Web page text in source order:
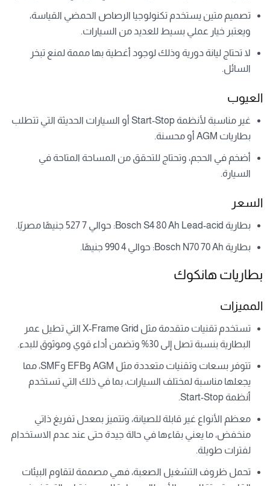
تصميم متين يستخدم تكنولوجيا الرصاص الحمضي القياسة،
ويعتبر خيار عملي بسيط للعديد من السيارات.
لا تحتاج ليانة دورية وذلك لوجود أغطية بها مممة لمنع تبخر
السائل.
العيوب
غير مناسبة لأنظمة Start-Stop أو السيارات الحديثة التي تتطلب
بطاريات AGM أو محسنة.
أضخم في الحجم، وتحتاج للتحقق من المساحة المتاحة في
السيارة.
السعر
بطارية Bosch S4 80 Ah Lead-acid: حوالي 7 527 جنيهًا مصريًا.
بطارية Bosch N70 70 Ah: حوالي 4 990 جنيهًا.
بطاريات هانكوك
المميزات
تستخدم تقنيات متقدمة مثل X-Frame Grid التي تطيل عمر
البطارية بنسبة تصل إلى 30% وتضمن أداء قوي وموثوق للبدء.
تتوفر بسعات وتقنيات متعددة مثل AGM وEFB وSMF، مما
يجعلها مناسبة لمختلف السيارات، بما في ذلك التي تستخدم
أنظمة Start-Stop.
معظم الأنواع غير قابلة للصيانة، وتتميز بمعدل تفريغ ذاتي
منخفض، ما يعني بقاءها في حالة جيدة حتى عند عدم الاستخدام
لفترات طويلة.
تحمل ظروف التشغيل الصعبة، فهي مصممة لتقاوم البيئات